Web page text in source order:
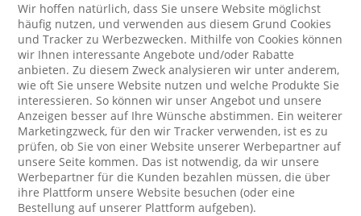
Wir hoffen natürlich, dass Sie unsere Website möglichst
häufig nutzen, und verwenden aus diesem Grund Cookies
und Tracker zu Werbezwecken. Mithilfe von Cookies können
wir Ihnen interessante Angebote und/oder Rabatte
anbieten. Zu diesem Zweck analysieren wir unter anderem,
wie oft Sie unsere Website nutzen und welche Produkte Sie
interessieren. So können wir unser Angebot und unsere
Anzeigen besser auf Ihre Wünsche abstimmen. Ein weiterer
Marketingzweck, für den wir Tracker verwenden, ist es zu
prüfen, ob Sie von einer Website unserer Werbepartner auf
unsere Seite kommen. Das ist notwendig, da wir unsere
Werbepartner für die Kunden bezahlen müssen, die über
ihre Plattform unsere Website besuchen (oder eine
Bestellung auf unserer Plattform aufgeben).